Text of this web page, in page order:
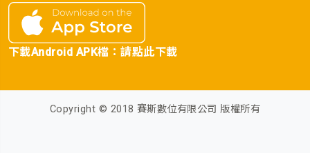
下載Android APK檔：請點此下載
Copyright © 2018 賽斯數位有限公司 版權所有